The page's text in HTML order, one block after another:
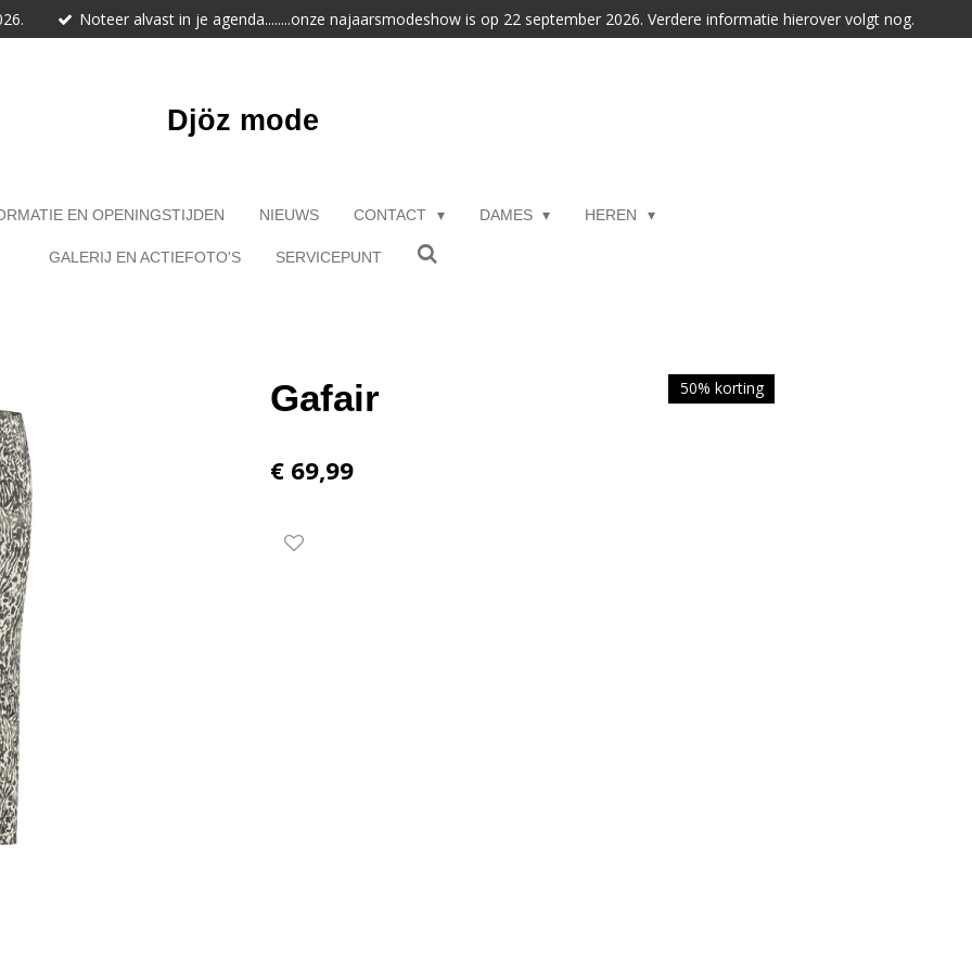
Noteer alvast in je agenda........onze najaarsmodeshow is op 22 september 2026. Verdere informatie hierover volgt nog.
Djöz mode
EN OPENINGSTIJDEN NIEUWS CONTACT DAMES HEREN
GALERIJ EN ACTIEFOTO'S SERVICEPUNT
Gafair 50% korting
€ 69,99